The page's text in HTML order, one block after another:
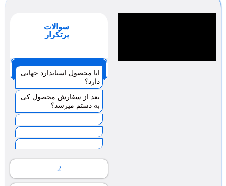
سوالات
پرتکرار
صفحه 1
2
ایا محصول استاندارد جهانی
دارد؟
بعد از سفارش محصول کی
به دستم میرسد؟